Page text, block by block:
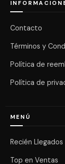
Contacto
Términos y
Política de
Política de
MENÚ
Recién Llegados
Top en Ventas